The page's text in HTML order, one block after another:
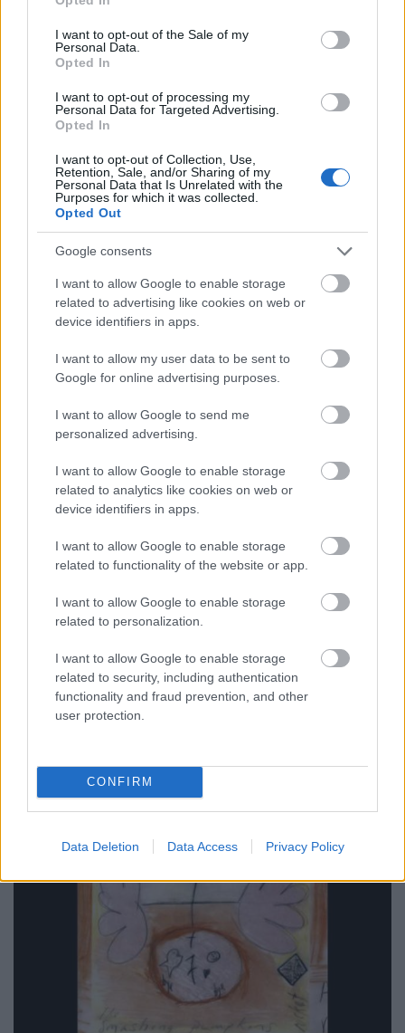
use your data for below specified purposes in below Google
consent section.
I want to opt-out of the Sale of my
Personal Data.
Opted In
I want to opt-out of processing my
Personal Data for Targeted Advertising.
Opted In
I want to opt-out of Collection, Use,
Retention, Sale, and/or Sharing of my
Personal Data that Is Unrelated with the
Purposes for which it was collected.
Opted Out
Google consents
I want to allow Google to enable storage
related to advertising like cookies on web or
device identifiers in apps.
I want to allow my user data to be sent to
Google for online advertising purposes.
I want to allow Google to send me
personalized advertising.
I want to allow Google to enable storage
related to analytics like cookies on web or
device identifiers in apps.
I want to allow Google to enable storage
related to functionality of the website or app.
I want to allow Google to enable storage
related to personalization.
I want to allow Google to enable storage
related to security, including authentication
functionality and fraud prevention, and other
user protection.
CONFIRM
Data Deletion Data Access Privacy Policy
40 éves egy jó minőségű audio
koncertfelvétel a Black Celebration
Tourról: 1986 Fréjus!
2026. augusztus 04.
válogatás!
Ma 3 éve került a boltokba a SOUNDS OF THE
UNIVERSE | THE 12'' SINGLES vinylbox. Jöjjön most
róla az egyik kedvenc mixem, a Fragile Tension (Kris